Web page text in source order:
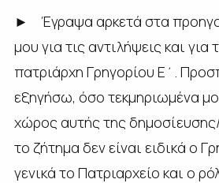
► Έγραψα αρκετά στα
μου για τις αντιλήψεις και για
πατριάρχη Γρηγορίου Ε΄.
εξηγήσω, όσο τεκμηριωμένα
χώρος αυτής της
το ζήτημα δεν είναι ειδικά ο
γενικά το Πατριαρχείο και ο